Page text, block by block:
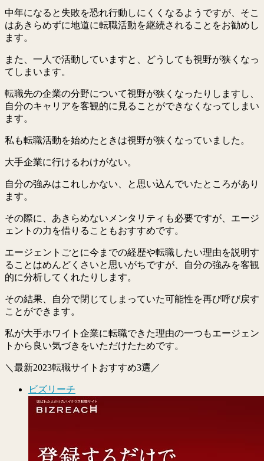
中年になると失敗を恐れ行動しにくくなるようですが、そこ
はあきらめずに地道に転職活動を継続されることをお勧めし
ます。
また、一人で活動していますと、どうしても視野が狭くなっ
てしまいます。
転職先の企業の分野について視野が狭くなったりしますし、
自分のキャリアを客観的に見ることができなくなってしまい
ます。
私も転職活動を始めたときは視野が狭くなっていました。
大手企業に行けるわけがない。
自分の強みはこれしかない、と思い込んでいたところがあり
ます。
その際に、あきらめないメンタリティも必要ですが、エージ
ェントの力を借りることもおすすめです。
エージェントごとに今までの経歴や転職したい理由を説明す
ることはめんどくさいと思いがちですが、自分の強みを客観
的に分析してくれたりします。
その結果、自分で閉じてしまっていた可能性を再び呼び戻す
ことができます。
私が大手ホワイト企業に転職できた理由の一つもエージェン
トから良い気づきをいただけたためです。
＼最新2023転職サイトおすすめ3選／
ビズリーチ